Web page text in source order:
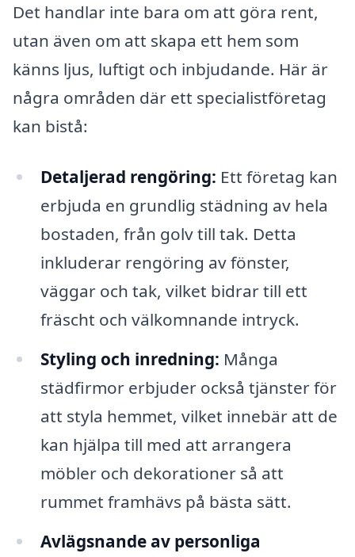
Det handlar inte bara om att göra rent,
utan även om att skapa ett hem som
känns ljus, luftigt och inbjudande. Här är
några områden där ett specialistföretag
kan bistå:
Detaljerad rengöring: Ett företag kan
erbjuda en grundlig städning av hela
bostaden, från golv till tak. Detta
inkluderar rengöring av fönster,
väggar och tak, vilket bidrar till ett
fräscht och välkomnande intryck.
Styling och inredning: Många
städfirmor erbjuder också tjänster för
att styla hemmet, vilket innebär att de
kan hjälpa till med att arrangera
möbler och dekorationer så att
rummet framhävs på bästa sätt.
Avlägsnande av personliga